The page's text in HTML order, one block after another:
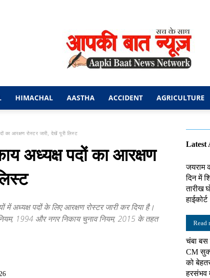
HIMACHAL AASTHA ACCIDENT AGRICULTURE
का आरक्षण रोस्टर जारी, देखें पूरी लिस्ट
अध्यक्ष पदों का आरक्षण
में अध्यक्ष पदों के लिए आरक्षण रोस्टर जारी कर दिया है।
1994 और नगर निकाय चुनाव नियम, 2015 के तहत
Latest
जयराम
दिन में
तारीख
हाईकोर्ट
Read
चंबा बस
CM
को
हरसंभव